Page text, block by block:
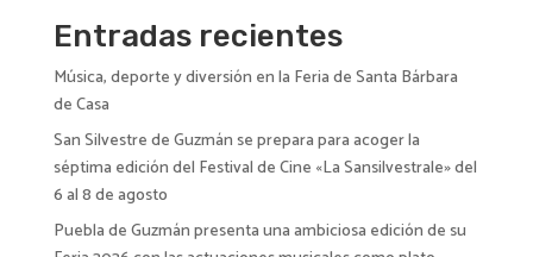
i
e
:
Entradas recientes
Música, deporte y diversión en la Feria de Santa Bárbara
de Casa
San Silvestre de Guzmán se prepara para acoger la
séptima edición del Festival de Cine «La Sansilvestrale» del
6 al 8 de agosto
Puebla de Guzmán presenta una ambiciosa edición de su